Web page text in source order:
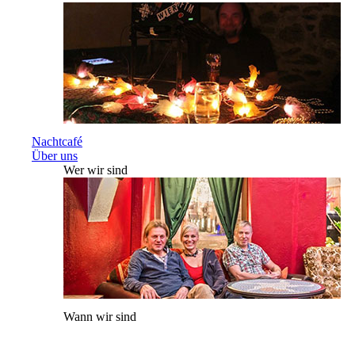
Nachtcafé
Über uns
Wer wir sind
Wann wir sind